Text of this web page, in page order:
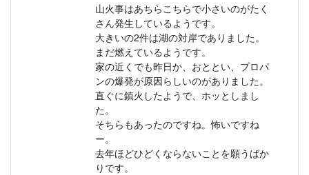
山火事はあちらこちらで小さいのがたく
さん発生しているようです。
大きいの2件は湖の対岸でありました。
まだ燃えているようです。
家の近くでも昨日か、おととい、プロパ
ンの爆発が原因らしいのがありました。
直ぐに鎮火したようで、ホッとしまし
た。
そちらもあったのですね。怖いですね
ー。
去年ほどひどくならないことを願うばか
りです。